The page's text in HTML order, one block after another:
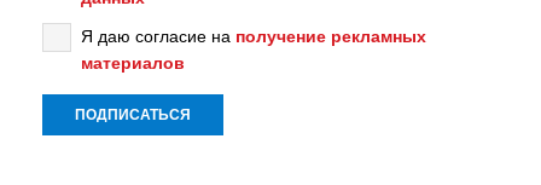
Я даю согласие на получение рекламных
материалов